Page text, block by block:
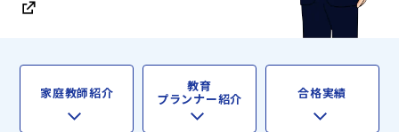
家庭教師紹介 教育
プランナー紹介 合格実績